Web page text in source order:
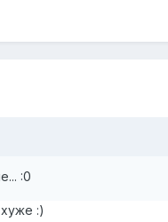
:0
:)